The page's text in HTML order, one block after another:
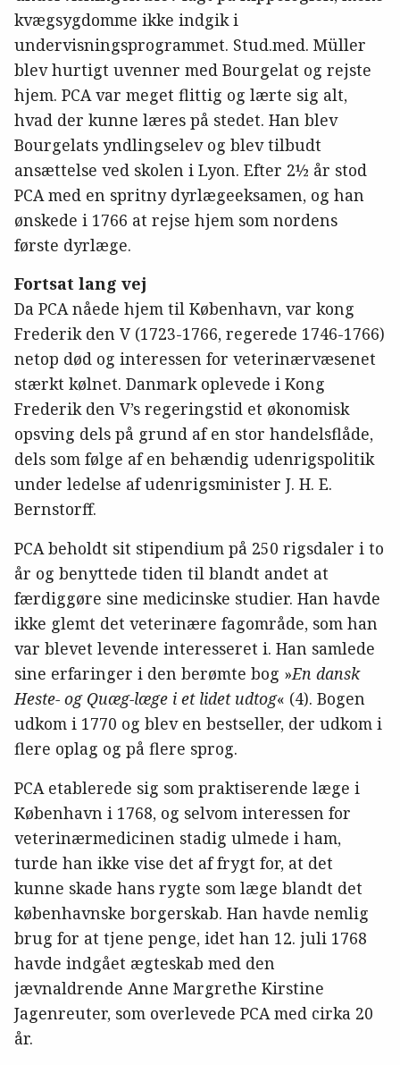
kvægsygdomme ikke indgik i
undervisningsprogrammet. Stud.med. Müller
blev hurtigt uvenner med Bourgelat og rejste
hjem. PCA var meget flittig og lærte sig alt,
hvad der kunne læres på stedet. Han blev
Bourgelats yndlingselev og blev tilbudt
ansættelse ved skolen i Lyon. Efter 2½ år stod
PCA med en spritny dyrlægeeksamen, og han
ønskede i 1766 at rejse hjem som nordens
første dyrlæge.
Fortsat lang vej
Da PCA nåede hjem til København, var kong
Frederik den V (1723-1766, regerede 1746-1766)
netop død og interessen for veterinærvæsenet
stærkt kølnet. Danmark oplevede i Kong
Frederik den V’s regeringstid et økonomisk
opsving dels på grund af en stor handelsflåde,
dels som følge af en behændig udenrigspolitik
under ledelse af udenrigsminister J. H. E.
Bernstorff.
PCA beholdt sit stipendium på 250 rigsdaler i to
år og benyttede tiden til blandt andet at
færdiggøre sine medicinske studier. Han havde
ikke glemt det veterinære fagområde, som han
var blevet levende interesseret i. Han samlede
sine erfaringer i den berømte bog »En dansk
Heste- og Quæg-læge i et lidet udtog« (4). Bogen
udkom i 1770 og blev en bestseller, der udkom i
flere oplag og på flere sprog.
PCA etablerede sig som praktiserende læge i
København i 1768, og selvom interessen for
veterinærmedicinen stadig ulmede i ham,
turde han ikke vise det af frygt for, at det
kunne skade hans rygte som læge blandt det
københavnske borgerskab. Han havde nemlig
brug for at tjene penge, idet han 12. juli 1768
havde indgået ægteskab med den
jævnaldrende Anne Margrethe Kirstine
Jagenreuter, som overlevede PCA med cirka 20
år.